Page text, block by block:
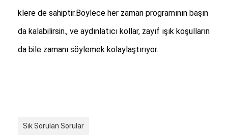
klere de sahiptir.Böylece her zaman programının başın
da kalabilirsin., ve aydınlatıcı kollar, zayıf ışık koşulların
da bile zamanı söylemek kolaylaştırıyor.
Sık Sorulan Sorular